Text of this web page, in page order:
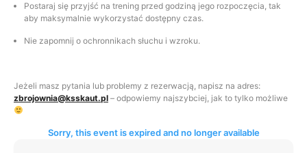
Postaraj się przyjść na trening przed godziną jego rozpoczęcia, tak
aby maksymalnie wykorzystać dostępny czas.
Nie zapomnij o ochronnikach słuchu i wzroku.
Jeżeli masz pytania lub problemy z rezerwacją, napisz na adres:
zbrojownia@ksskaut.pl – odpowiemy najszybciej, jak to tylko możliwe
Sorry, this event is expired and no longer available